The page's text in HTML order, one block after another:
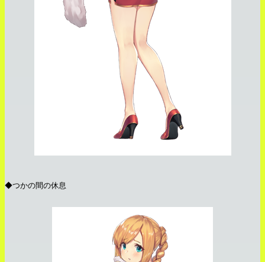
◆つかの間の休息